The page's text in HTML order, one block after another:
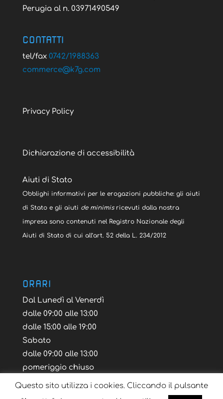
Perugia al n. 03971490549
CONTATTI
tel/fax 0742/1988363
moc.g7k
@ecremmoc
Privacy Policy
Dichiarazione di accessibilità
Aiuti di Stato
Obblighi informativi per le erogazioni pubbliche: gli aiuti
di Stato e gli aiuti de minimisricevuti dalla nostra
impresa sono contenuti nel Registro Nazionale degli
Aiuti di Stato di cui all’art. 52 della L. 234/2012
ORARI
Dal Lunedì al Venerdì
dalle 09:00 alle 13:00
dalle 15:00 alle 19:00
Sabato
dalle 09:00 alle 13:00
pomeriggio chiuso
Questo sito utilizza i cookies. Cliccando il pulsante